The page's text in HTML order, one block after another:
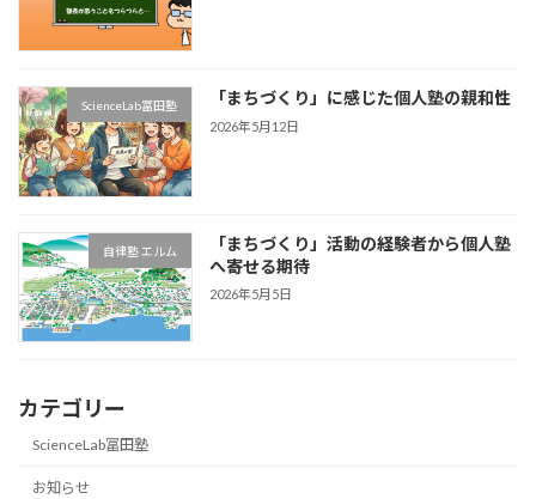
ScienceLab冨田塾 「まちづくり」に感じた個人塾の親和性
2026年5月12日
自律塾 エルム
「まちづくり」活動の経験者から個人塾
へ寄せる期待
2026年5月5日
カテゴリー
ScienceLab冨田塾
お知らせ